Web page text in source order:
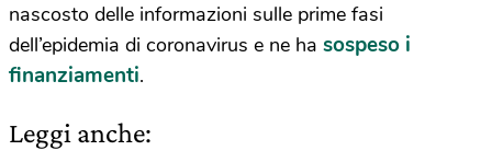
nascosto delle informazioni sulle prime fasi
dell’epidemia di coronavirus e ne ha sospeso i
finanziamenti.
Leggi anche: